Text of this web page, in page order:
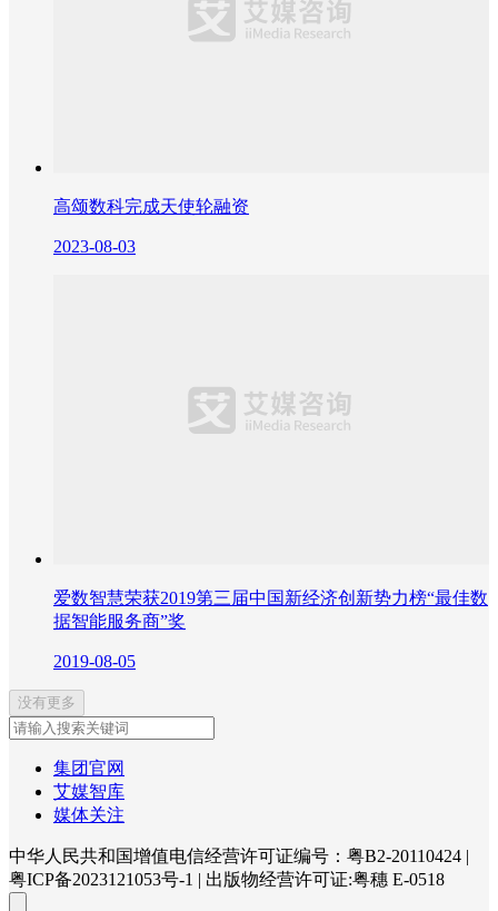
高颂数科完成天使轮融资
2023-08-03
爱数智慧荣获2019第三届中国新经济创新势力榜“最佳数
据智能服务商”奖
2019-08-05
没有更多
集团官网
艾媒智库
媒体关注
中华人民共和国增值电信经营许可证编号：粤B2-20110424 |
粤ICP备2023121053号-1 | 出版物经营许可证:粤穗 E-0518